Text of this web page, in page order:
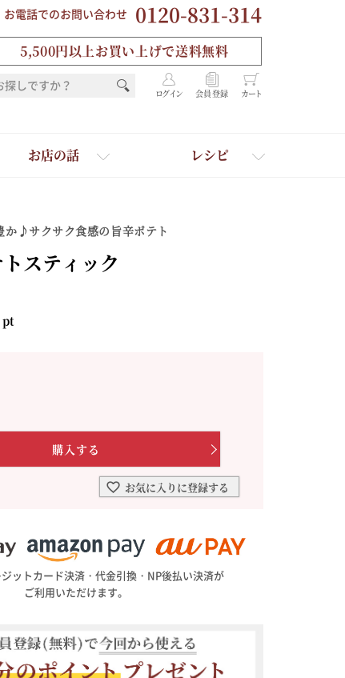
お電話でのお問い合わせ 0120-831-314
5,500円以上お買い上げで送料無料
ログイン 会員登録 カート
て一味・七味を選ぶ
お店の話 レシピ
か♪サクサク食感の旨辛ポテト
スティック
pt
お気に入りに登録する
ットカード決済・代金引換・NP後払い決済が
ご利用いただけます。